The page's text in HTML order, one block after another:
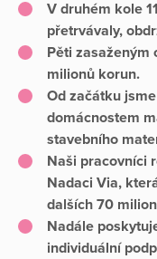
V druhém kole
přetrvávaly,
Pěti zasaženým
milionů korun.
Od začátku
domácnostem
stavebního
Naši pracovníci
Nadaci Via,
dalších 70
Nadále
individuální